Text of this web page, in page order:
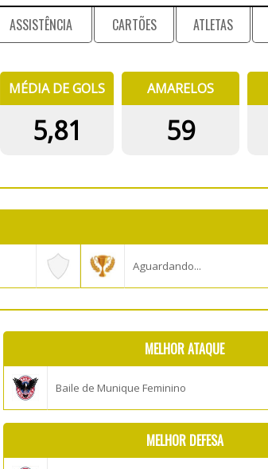
ASSISTÊNCIA CARTÕES ATLETAS
MÉDIA DE GOLS
5,81
AMARELOS
59
Aguardando...
MELHOR ATAQUE
Baile de Munique Feminino
MELHOR DEFESA